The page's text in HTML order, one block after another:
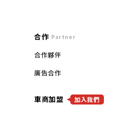
合作 Partner
合作夥伴
廣告合作
車商加盟 加入我們